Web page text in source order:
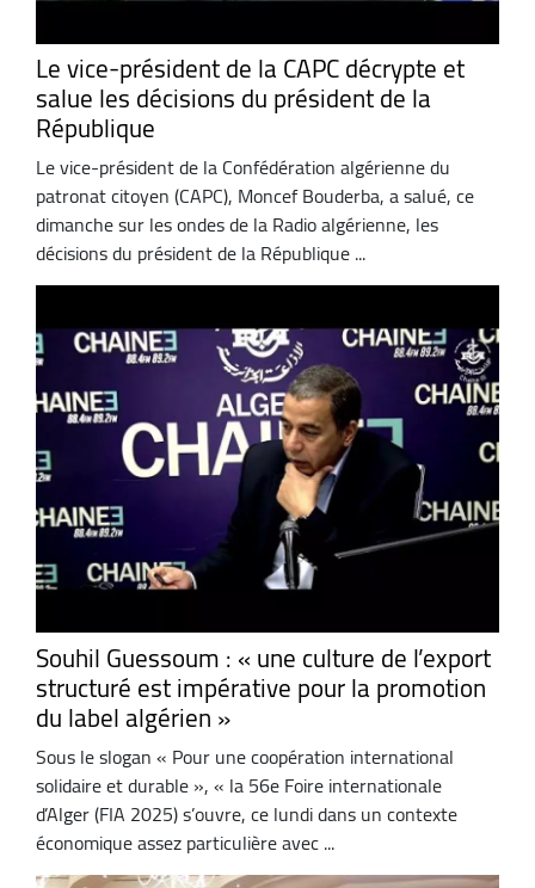
Le vice-président de la CAPC décrypte et
salue les décisions du président de la
République
Le vice-président de la Confédération algérienne du
patronat citoyen (CAPC), Moncef Bouderba, a salué, ce
dimanche sur les ondes de la Radio algérienne, les
décisions du président de la République ...
Souhil Guessoum : « une culture de l’export
structuré est impérative pour la promotion
du label algérien »
Sous le slogan « Pour une coopération international
solidaire et durable », « la 56e Foire internationale
d’Alger (FIA 2025) s’ouvre, ce lundi dans un contexte
économique assez particulière avec ...